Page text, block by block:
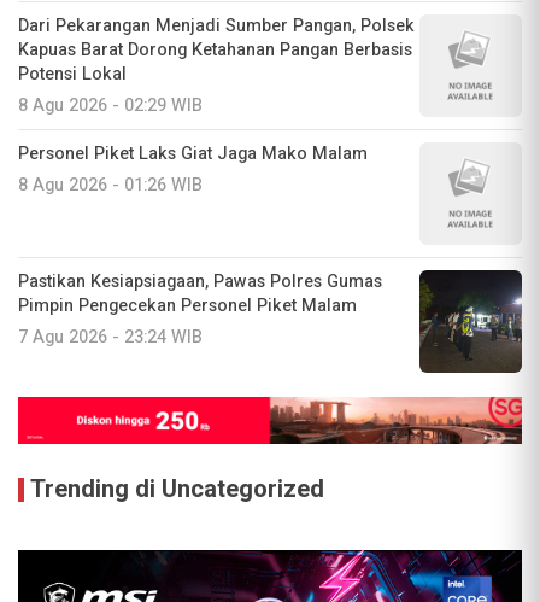
Dari Pekarangan Menjadi Sumber Pangan, Polsek
Kapuas Barat Dorong Ketahanan Pangan Berbasis
Potensi Lokal
8 Agu 2026 - 02:29 WIB
Personel Piket Laks Giat Jaga Mako Malam
8 Agu 2026 - 01:26 WIB
Pastikan Kesiapsiagaan, Pawas Polres Gumas
Pimpin Pengecekan Personel Piket Malam
7 Agu 2026 - 23:24 WIB
Trending di Uncategorized